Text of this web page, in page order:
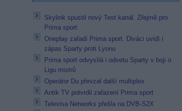
Skylink spustil nový Test kanál. Zřejmě pro
Prima sport
Oneplay zařadí Prima sport. Diváci uvidí i
zápas Sparty proti Lyonu
Prima sport odvysílá i odvetu Sparty v boji o
Ligu mistrů
Operátor Du převzal další multiplex
Antik TV potvrdil zařazení Prima sport
Televisa Networks přešla na DVB-S2X